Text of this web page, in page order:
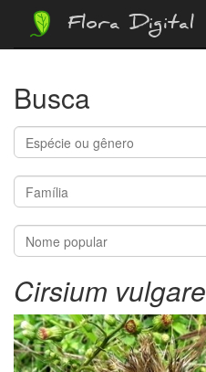
Flora Digital
Busca
Cirsium vulgare